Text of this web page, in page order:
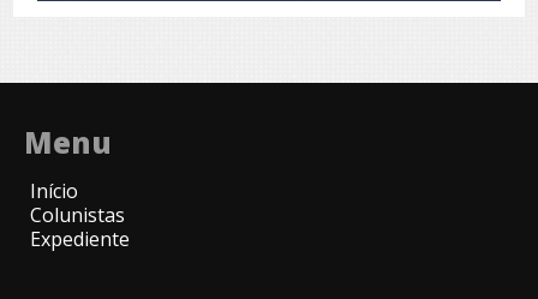
Menu
Início
Colunistas
Expediente